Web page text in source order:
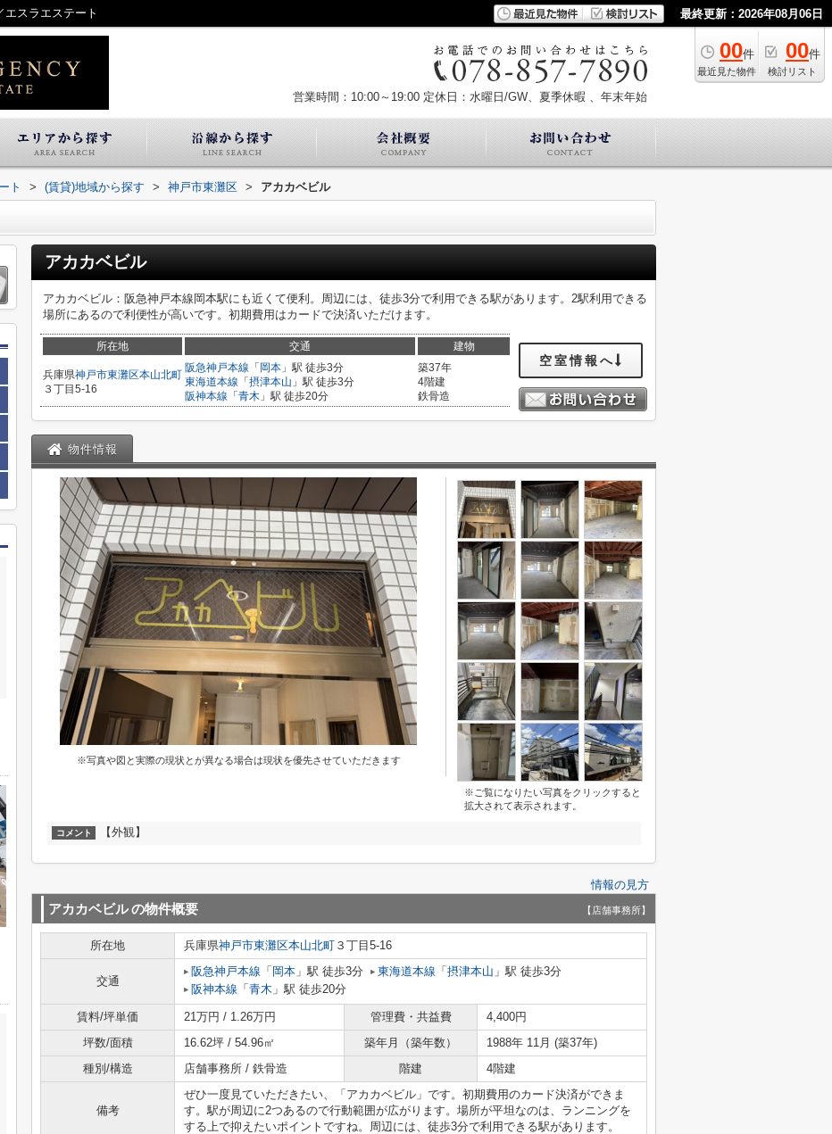
スラエステート 最終更新：2026年08月06日
00件
最近見た物件
00件
検討リスト
営業時間：10:00～19:00 定休日：水曜日/GW、夏季休暇 、年末年始
ト > (賃貸)地域から探す > 神戸市東灘区 > アカカベビル
アカカベビル
アカカベビル：阪急神戸本線岡本駅にも近くて便利。周辺には、徒歩3分で利用できる駅があります。2駅利用できる
場所にあるので利便性が高いです。初期費用はカードで決済いただけます。
所在地 交通 建物
兵庫県神戸市東灘区本山北町
３丁目5-16
阪急神戸本線 「 岡本 」駅 徒歩3分
東海道本線 「 摂津本山 」駅 徒歩3分
阪神本線 「 青木 」駅 徒歩20分
築37年
4階建
鉄骨造
空室情報へ
物件情報
※写真や図と実際の現状とが異なる場合は現状を優先させていただきます
※ご覧になりたい写真をクリックすると
拡大されて表示されます。
コメント 【外観】
情報の見方
アカカベビルの物件概要 【店舗事務所】
所在地 兵庫県神戸市東灘区本山北町 ３丁目5-16
交通
阪急神戸本線 「 岡本 」駅 徒歩3分 東海道本線 「 摂津本山 」駅 徒歩3分
阪神本線 「 青木 」駅 徒歩20分
賃料/坪単価 21万円 / 1.26万円 管理費・共益費
4,400円
坪数/面積
16.62坪 / 54.96㎡ 築年月（築年数）
1988年 11月 (築37年)
種別/構造
店舗事務所 / 鉄骨造 階建 4階建
備考
ぜひ一度見ていただきたい、「アカカベビル」です。初期費用のカード決済ができま
す。駅が周辺に2つあるので行動範囲が広がります。場所が平坦なのは、ランニングを
する上で抑えたいポイントですね。周辺には、徒歩3分で利用できる駅があります。